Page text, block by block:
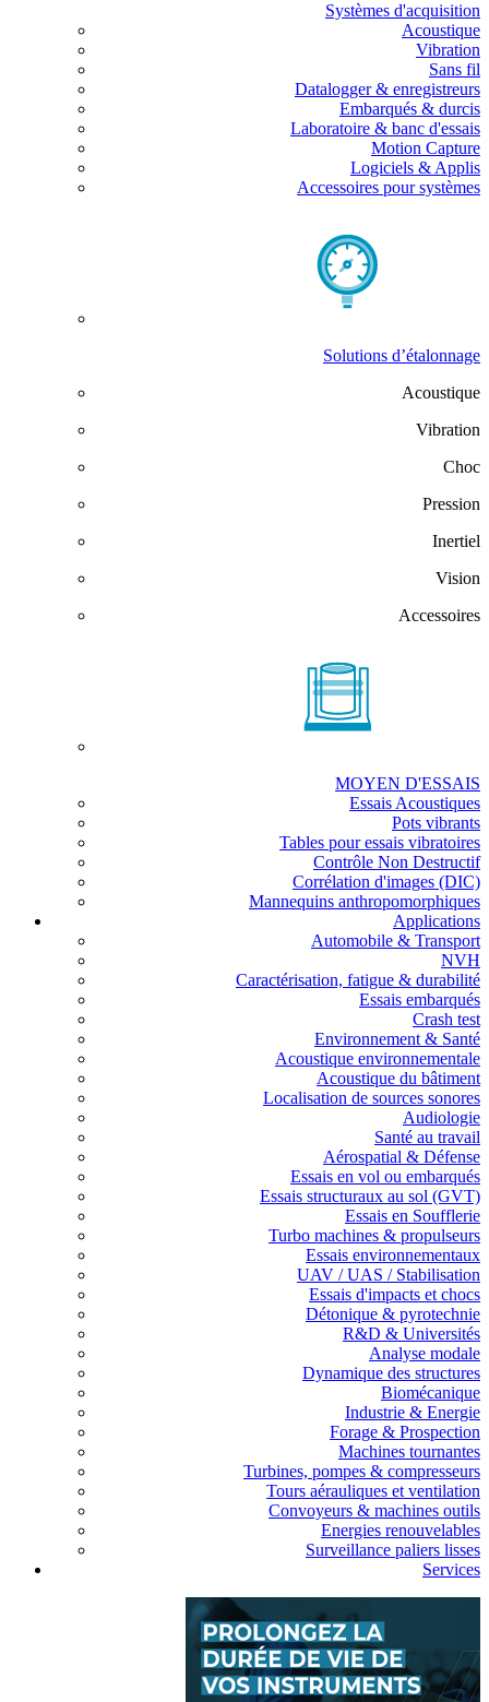
Systèmes d'acquisition
Acoustique
Vibration
Sans fil
Datalogger & enregistreurs
Embarqués & durcis
Laboratoire & banc d'essais
Motion Capture
Logiciels & Applis
Accessoires pour systèmes
Solutions d’étalonnage
Acoustique
Vibration
Choc
Pression
Inertiel
Vision
Accessoires
MOYEN D'ESSAIS
Essais Acoustiques
Pots vibrants
Tables pour essais vibratoires
Contrôle Non Destructif
Corrélation d'images (DIC)
Mannequins anthropomorphiques
Applications
Automobile & Transport
NVH
Caractérisation, fatigue & durabilité
Essais embarqués
Crash test
Environnement & Santé
Acoustique environnementale
Acoustique du bâtiment
Localisation de sources sonores
Audiologie
Santé au travail
Aérospatial & Défense
Essais en vol ou embarqués
Essais structuraux au sol (GVT)
Essais en Soufflerie
Turbo machines & propulseurs
Essais environnementaux
UAV / UAS / Stabilisation
Essais d'impacts et chocs
Détonique & pyrotechnie
R&D & Universités
Analyse modale
Dynamique des structures
Biomécanique
Industrie & Energie
Forage & Prospection
Machines tournantes
Turbines, pompes & compresseurs
Tours aérauliques et ventilation
Convoyeurs & machines outils
Energies renouvelables
Surveillance paliers lisses
Services